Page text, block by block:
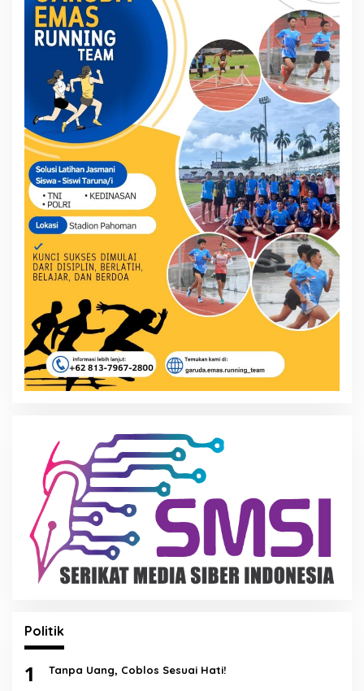
Politik
1 Tanpa Uang, Coblos Sesuai Hati!